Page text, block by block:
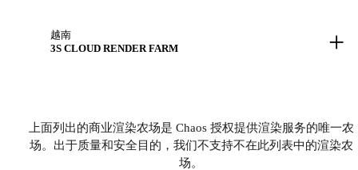
越南
3S CLOUD RENDER FARM
+
上面列出的商业渲染农场是 Chaos 授权提供渲染服务的唯一农
场。出于质量和安全目的，我们不支持不在此列表中的渲染农
场。